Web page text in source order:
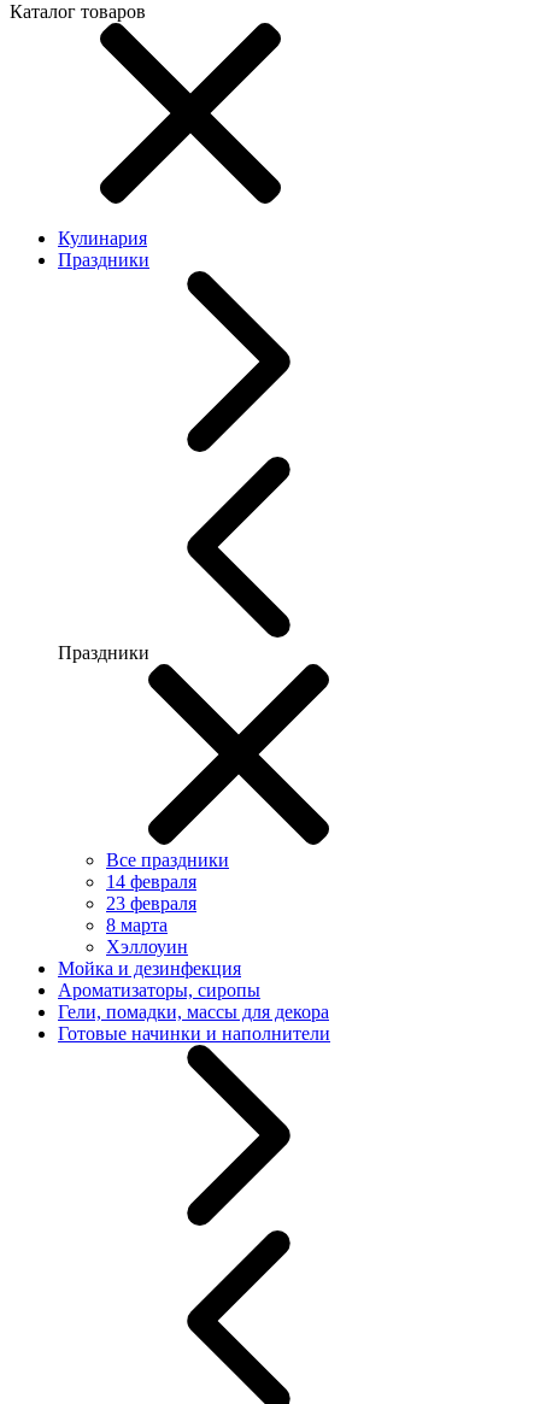
Каталог товаров
Кулинария
Праздники
Праздники
Все праздники
14 февраля
23 февраля
8 марта
Хэллоуин
Мойка и дезинфекция
Ароматизаторы, сиропы
Гели, помадки, массы для декора
Готовые начинки и наполнители